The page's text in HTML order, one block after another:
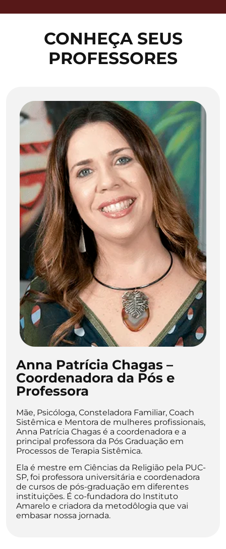
CONHEÇA SEUS
PROFESSORES
Anna Patrícia Chagas –
Coordenadora da Pós e
Professora
Mãe, Psicóloga, Consteladora Familiar, Coach
Sistêmica e Mentora de mulheres profissionais,
Anna Patrícia Chagas é a coordenadora e a
principal professora da Pós Graduação em
Processos de Terapia Sistêmica.
Ela é mestre em Ciências da Religião pela PUC-
SP, foi professora universitária e coordenadora
de cursos de pós-graduação em diferentes
instituições. É co-fundadora do Instituto
Amarelo e criadora da metodôlogia que vai
embasar nossa jornada.